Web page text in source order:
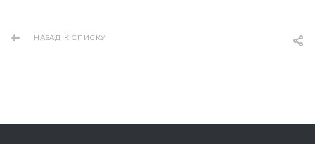
НАЗАД К СПИСКУ